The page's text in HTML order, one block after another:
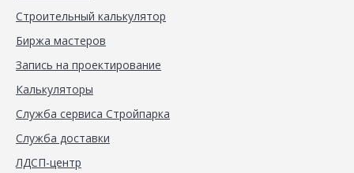
Строительный калькулятор
Биржа мастеров
Запись на проектирование
Калькуляторы
Служба сервиса Стройпарка
Служба доставки
ЛДСП-центр